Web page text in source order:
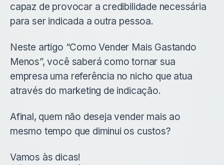
capaz de provocar a credibilidade necessária
para ser indicada a outra pessoa.
Neste artigo “Como Vender Mais Gastando
Menos”, você saberá como tornar sua
empresa uma referência no nicho que atua
através do marketing de indicação.
Afinal, quem não deseja vender mais ao
mesmo tempo que diminui os custos?
Vamos às dicas!